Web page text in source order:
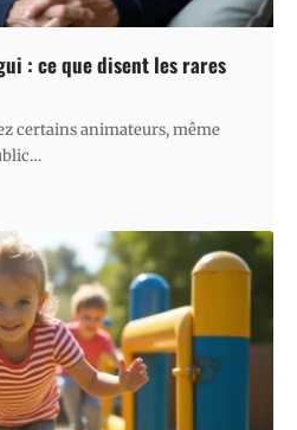
: ce que disent les rares
certains animateurs, même
…